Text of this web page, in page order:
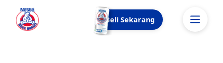
Beli Sekarang